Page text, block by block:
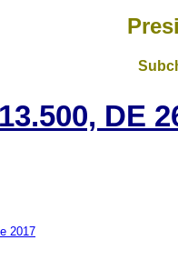
DE
2017